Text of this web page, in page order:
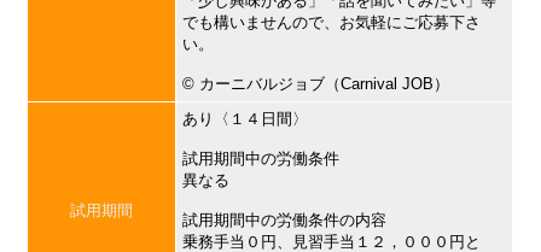
でも構いませんので、お気軽にご応募下さ
い。
©︎ カーニバルジョブ（Carnival JOB）
試用期間
あり〈１４日間〉
試用期間中の労働条件
異なる
試用期間中の労働条件の内容
乗務手当０円、見習手当１２，０００円と